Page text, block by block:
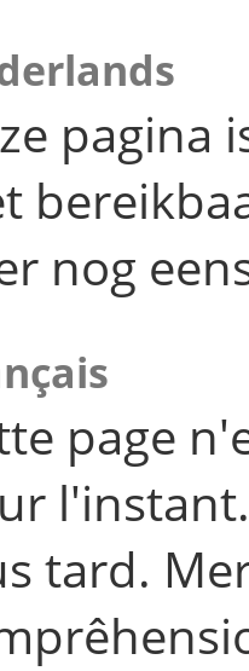
pagina
nog
page
tard.